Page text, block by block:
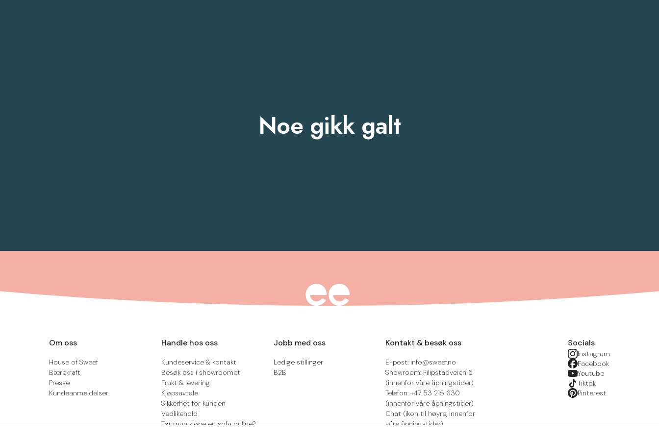
Noe gikk galt
Om oss
House of Sweef
Bærekraft
Presse
Kundeanmeldelser
Handle hos oss
Kundeservice & kontakt
Besøk oss i showroomet
Frakt & levering
Kjøpsavtale
Sikkerhet for kunden
Vedlikehold
Tør man kjøpe en sofa online?
Jobb med oss
Ledige stillinger
B2B
Kontakt & besøk oss
E-post: info@sweef.no
Showroom: Filipstadveien 5
(innenfor våre åpningstider)
Telefon: +47 53 215 630
(innenfor våre åpningstider)
Chat (ikon til høyre, innenfor
våre åpningstider)
Socials
Instagram
Facebook
Youtube
Tiktok
Pinterest